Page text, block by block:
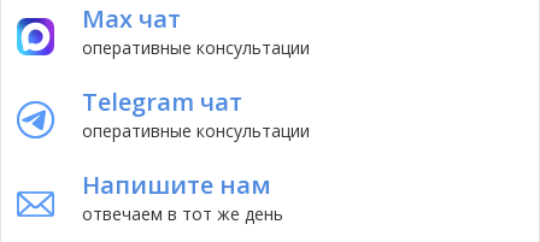
Max чат
оперативные консультации
Telegram чат
оперативные консультации
Напишите нам
отвечаем в тот же день